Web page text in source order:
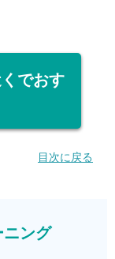
でおす
目次に戻る
ニング